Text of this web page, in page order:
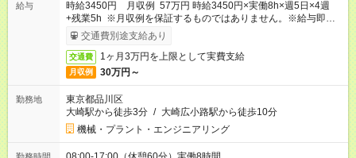
給与
時給3450円 月収例 57万円 時給3450円×実働8h×週5日×4週
+残業5h ※月収例を保証するものではありません。※給与即受取
りサービス利用可（利用条件有）
交通費別途支給あり
交通費 1ヶ月3万円を上限として実費支給
月収例 30万円～
勤務地
東京都品川区
大崎駅から徒歩3分 / 大崎広小路駅から徒歩10分
機械・プラント・エンジニアリング